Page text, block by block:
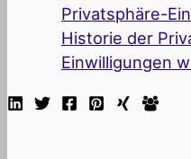
Privatsphäre-
Historie der
Einwilligungen